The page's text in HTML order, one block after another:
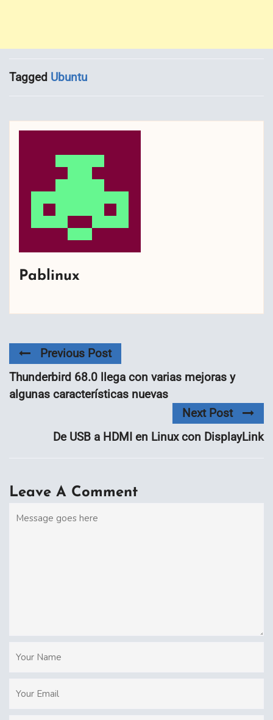
Tagged Ubuntu
Pablinux
Previous Post
Thunderbird 68.0 llega con varias mejoras y
algunas características nuevas
Next Post
De USB a HDMI en Linux con DisplayLink
Leave A Comment